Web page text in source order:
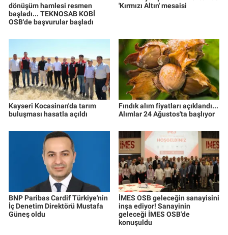
dönüşüm hamlesi resmen
başladı... TEKNOSAB KOBİ
OSB'de başvurular başladı
'Kırmızı Altın' mesaisi
Kayseri Kocasinan'da tarım
buluşması hasatla açıldı
Fındık alım fiyatları açıklandı...
Alımlar 24 Ağustos'ta başlıyor
BNP Paribas Cardif Türkiye'nin
İç Denetim Direktörü Mustafa
Güneş oldu
İMES OSB geleceğin sanayisini
inşa ediyor! Sanayinin
geleceği İMES OSB'de
konuşuldu